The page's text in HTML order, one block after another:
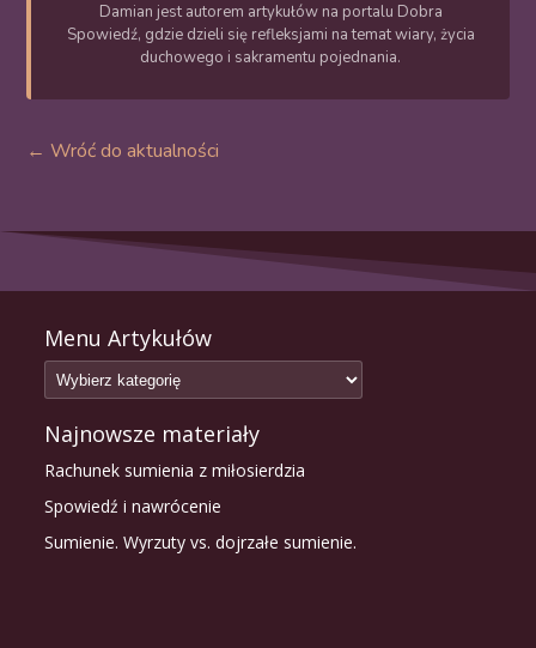
Damian jest autorem artykułów na portalu Dobra
Spowiedź, gdzie dzieli się refleksjami na temat wiary, życia
duchowego i sakramentu pojednania.
← Wróć do aktualności
Menu Artykułów
Najnowsze materiały
Rachunek sumienia z miłosierdzia
Spowiedź i nawrócenie
Sumienie. Wyrzuty vs. dojrzałe sumienie.